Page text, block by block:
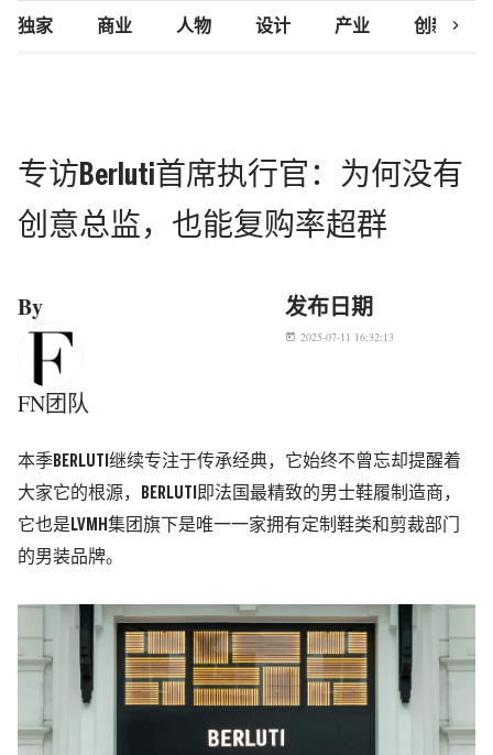
独家 商业 人物 设计 产业 创新研究
chevron_right
专访Berluti首席执行官：为何没有
创意总监，也能复购率超群
By
FN团队
发布日期
today 2025-07-11 16:32:13
本季BERLUTI继续专注于传承经典，它始终不曾忘却提醒着
大家它的根源，BERLUTI即法国最精致的男士鞋履制造商，
它也是LVMH集团旗下是唯一一家拥有定制鞋类和剪裁部门
的男装品牌。